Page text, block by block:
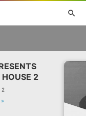
ェクト »
search
リン・レン V4X 巡音ル
TOONTRACK
3
ラ
ボーカル抜き出
2
2
»